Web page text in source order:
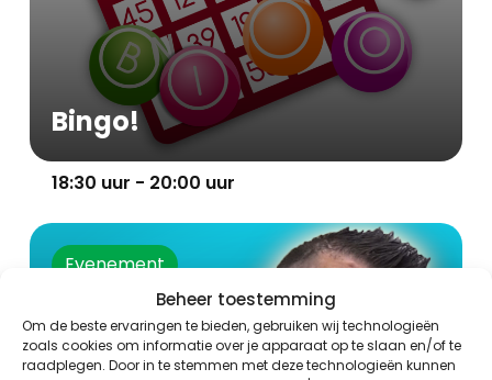
Beheer toestemming
Om de beste ervaringen te bieden, gebruiken wij technologieën
zoals cookies om informatie over je apparaat op te slaan en/of te
raadplegen. Door in te stemmen met deze technologieën kunnen
Bingo!
18:30 uur - 20:00 uur
Evenement